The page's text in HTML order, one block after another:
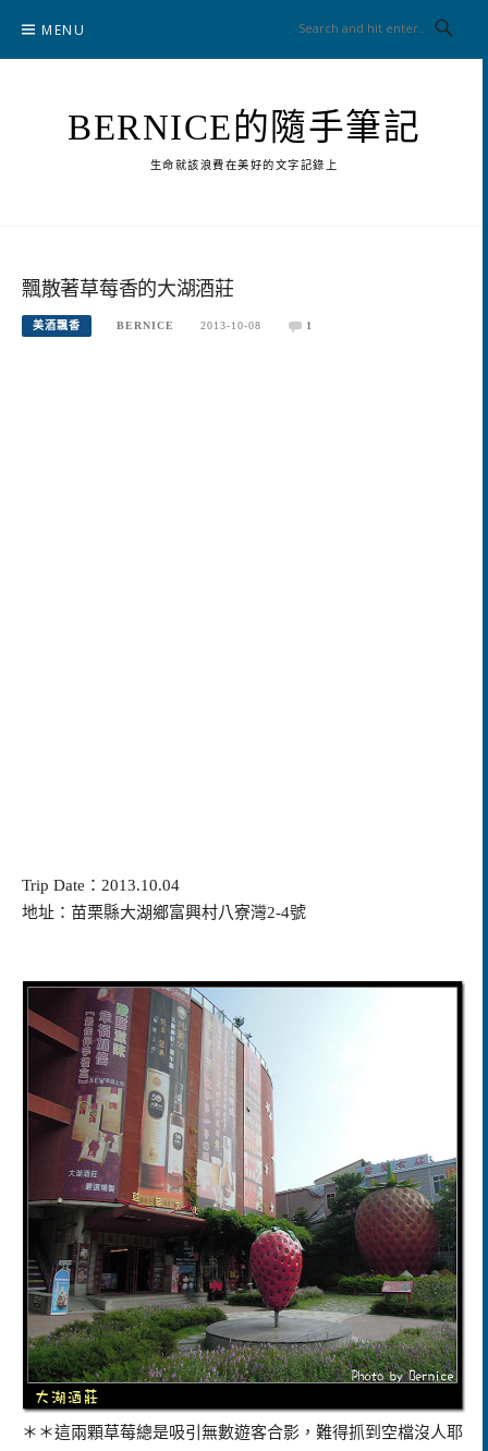
content
MENU
BERNICE的隨手筆記
生命就該浪費在美好的文字記錄上
飄散著草莓香的大湖酒莊
美酒飄香 BERNICE 2013-10-08 1
Trip Date：2013.10.04
地址：苗栗縣大湖鄉富興村八寮灣2-4號
＊＊這兩顆草莓總是吸引無數遊客合影，難得抓到空檔沒人耶